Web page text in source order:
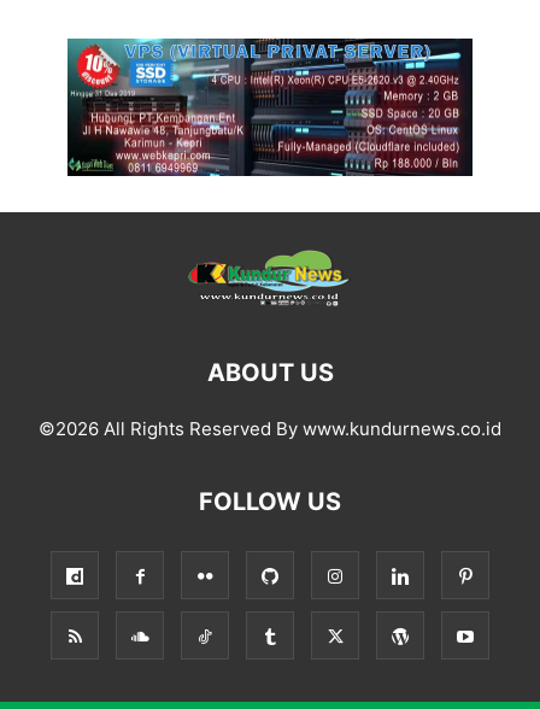
ABOUT US
©2026 All Rights Reserved By www.kundurnews.co.id
FOLLOW US